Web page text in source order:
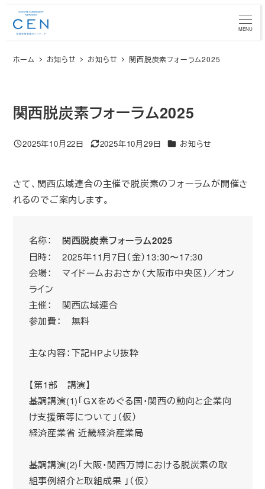
MENU
ホーム お知らせ お知らせ 関西脱炭素フォーラム2025
関西脱炭素フォーラム2025
投稿日
2025年10月22日
更新日
2025年10月29日 カテゴリー
お知らせ
さて、関西広域連合の主催で脱炭素のフォーラムが開催さ
れるのでご案内します。
名称： 関西脱炭素フォーラム2025
日時： 2025年11月7日（金）13:30〜17:30
会場： マイドームおおさか（大阪市中央区）／オン
ライン
主催： 関西広域連合
参加費： 無料
主な内容：下記HPより抜粋
【第1部 講演】
基調講演(1)「GXをめぐる国・関西の動向と企業向
け支援策等について」（仮）
経済産業省 近畿経済産業局
基調講演(2)「大阪・関西万博における脱炭素の取
組事例紹介と取組成果 」（仮）